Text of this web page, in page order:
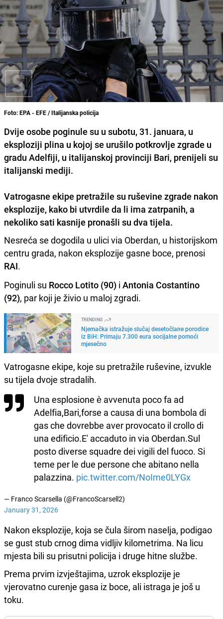
Foto: EPA - EFE / Italijanska policija
Dvije osobe poginule su u subotu, 31. januara, u
eksploziji plina u kojoj se urušilo potkrovlje zgrade u
gradu Adelfiji, u italijanskoj provinciji Bari, prenijeli su
italijanski mediji.
Vatrogasne ekipe pretražile su ruševine zgrade nakon
eksplozije, kako bi utvrdile da li ima zatrpanih, a
nekoliko sati kasnije pronašli su dva tijela.
Nesreća se dogodila u ulici via Oberdan, u historijskom
centru grada, nakon eksplozije gasne boce, prenosi
RAI.
Poginuli su Rocco Lotito (90) i Antonia Costantino
(92), par koji je živio u maloj zgradi.
TRENDING
Njemačka istražuje slučaj desetočlane porodice
iz BiH: Primaju 7.300 eura socijalne pomoći
mjesečno
Vatrogasne ekipe, koje su pretražile ruševine, izvukle
su tijela dvoje stradalih.
Una esplosione è avvenuta poco fa ad
Adelfia,Bari,forse a causa di una bombola di
gas che dovrebbe aver provocato il crollo di
una edificio.E' accaduto in via Oberdan.Sul
posto diverse squadre dei vigili del fuoco. Si
teme per le due persone che abitano nella
palazzina. pic.twitter.com/NoIme0LYGx
— Franco Scarsella (@FrancoScarsell2)
January 31, 2026
Nakon eksplozije, koja se čula širom naselja, podigao
se gust stub crnog dima vidljiv kilometrima. Na licu
mjesta bili su prisutni policija i druge hitne službe.
Prema prvim izvještajima, uzrok eksplozije je
vjerovatno curenje gasa iz boce, ali istraga je još u
toku.